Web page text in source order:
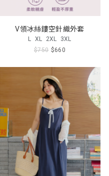
V領冰絲鏤空針織外套
L XL 2XL 3XL
$750 $660